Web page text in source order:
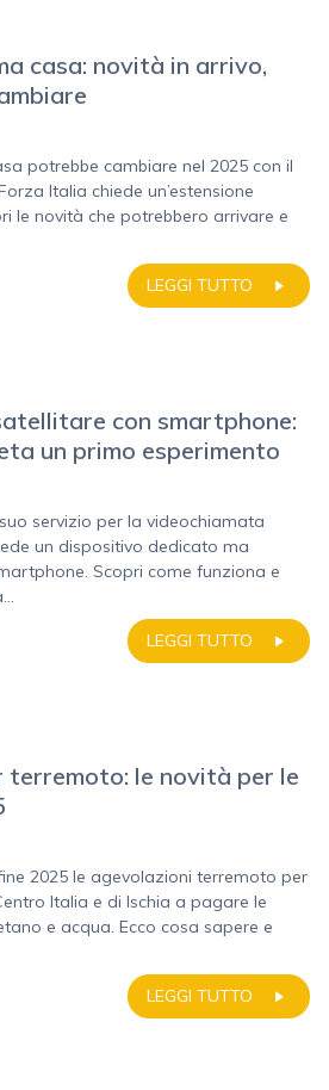
casa: novità in arrivo,
potrebbe cambiare nel 2025 con il
Italia chiede un’estensione
le novità che potrebbero arrivare e
LEGGI TUTTO
con smartphone:
un primo esperimento
servizio per la videochiamata
un dispositivo dedicato ma
Scopri come funziona e
LEGGI TUTTO
terremoto: le novità per le
2025 le agevolazioni terremoto per
Italia e di Ischia a pagare le
e acqua. Ecco cosa sapere e
LEGGI TUTTO